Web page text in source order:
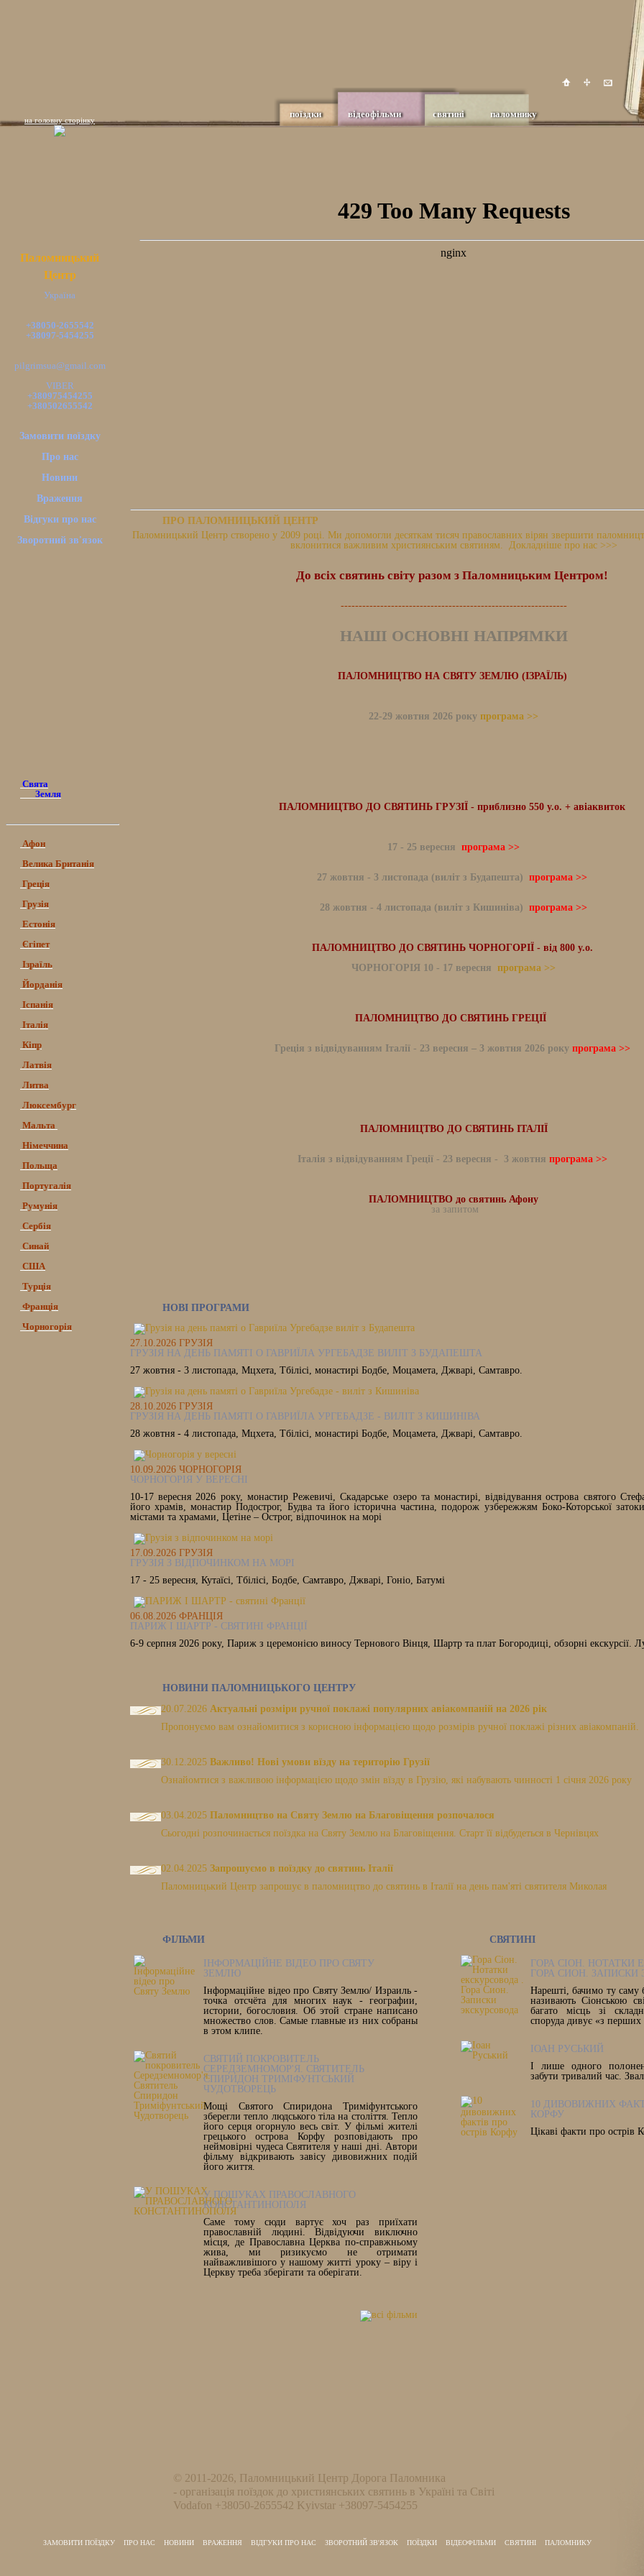
поїздки відеофільми святині паломнику
на головну сторінку
Паломницький
Центр
Україна
+38050-2655542
+38097-5454255
pilgrimsua@gmail.com
VIBER
+380975454255
+380502655542
Замовити поїздку
Про нас
Новини
Враження
Відгуки про нас
Зворотний зв'язок
Свята
Земля
Афон
Велика Британія
Греція
Грузія
Естонія
Єгіпет
Ізраїль
Йорданія
Іспанія
Італія
Кіпр
Латвія
Литва
Люксембург
Мальта
Німеччина
Польща
Португалія
Румунія
Сербія
Синай
США
Турція
Франція
Чорногорія
ПРО ПАЛОМНИЦЬКИЙ ЦЕНТР
Паломницький Центр створено у 2009 році. Ми допомогли десяткам тисяч православних вірян звершити
вклонитися важливим християнським святиням. Докладніше про нас >>>
До всіх святинь світу разом з Паломницьким Центром!
---------------------------------------------------------------
НАШІ ОСНОВНІ НАПРЯМКИ
ПАЛОМНИЦТВО НА СВЯТУ ЗЕМЛЮ (ІЗРАЇЛЬ)
22-29 жовтня 2026 року програма >>
ПАЛОМНИЦТВО ДО СВЯТИНЬ ГРУЗІЇ - приблизно 550 у.о. + авіаквиток
17 - 25 вересня програма >>
27 жовтня - 3 листопада (виліт з Будапешта) програма >>
28 жовтня - 4 листопада (виліт з Кишиніва) програма >>
ПАЛОМНИЦТВО ДО СВЯТИНЬ ЧОРНОГОРІЇ - від 800 у.о.
ЧОРНОГОРІЯ 10 - 17 вересня програма >>
ПАЛОМНИЦТВО ДО СВЯТИНЬ ГРЕЦІЇ
Греція з відвідуванням Італії- 23 вересня – 3 жовтня 2026 року програма >>
ПАЛОМНИЦТВО ДО СВЯТИНЬ ІТАЛІЇ
Італія з відвідуванням Греції- 23 вересня - 3 жовтня програма >>
ПАЛОМНИЦТВО до святинь Афону
за запитом
НОВІ ПРОГРАМИ
27.10.2026 ГРУЗІЯ
ГРУЗІЯ НА ДЕНЬ ПАМЯТІ О ГАВРИЇЛА УРГЕБАДЗЕ ВИЛІТ З БУДАПЕШТА
27 жовтня - 3 листопада, Мцхета, Тбілісі, монастирі Бодбе, Моцамета, Джварі, Самтавро.
28.10.2026 ГРУЗІЯ
ГРУЗІЯ НА ДЕНЬ ПАМЯТІ О ГАВРИЇЛА УРГЕБАДЗЕ - ВИЛІТ З КИШИНІВА
28 жовтня - 4 листопада, Мцхета, Тбілісі, монастирі Бодбе, Моцамета, Джварі, Самтавро.
10.09.2026 ЧОРНОГОРІЯ
ЧОРНОГОРІЯ У ВЕРЕСНІ
10-17 вересня 2026 року, монастир Режевичі, Скадарське озеро та монастирі, відвідування острова святого
його храмів, монастир Подострог, Будва та його історична частина, подорож узбережжям Боко-Которської
містами та храмами, Цетіне – Острог, відпочинок на морі
17.09.2026 ГРУЗІЯ
ГРУЗІЯ З ВІДПОЧИНКОМ НА МОРІ
17 - 25 вересня, Кутаїсі, Тбілісі, Бодбе, Самтавро, Джварі, Гоніо, Батумі
06.08.2026 ФРАНЦІЯ
ПАРИЖ І ШАРТР - СВЯТИНІ ФРАНЦІЇ
6-9 серпня 2026 року, Париж з церемонією виносу Тернового Вінця, Шартр та плат Богородиці, обзорні екскурсії.
НОВИНИ ПАЛОМНИЦЬКОГО ЦЕНТРУ
20.07.2026 Актуальні розміри ручної поклажі популярних авіакомпаній на 2026 рік
Пропонуємо вам ознайомитися з корисною інформацією щодо розмірів ручної поклажі різних авіакомпаній.
30.12.2025 Важливо! Нові умови вїзду на територію Грузії
Ознайомтися з важливою інформацією щодо змін вїзду в Грузію, які набувають чинності 1 січня 2026 року
03.04.2025 Паломництво на Святу Землю на Благовіщення розпочалося
Сьогодні розпочинається поїздка на Святу Землю на Благовіщення. Старт її відбудеться в Чернівцях
02.04.2025 Запрошуємо в поїздку до святинь Італії
Паломницький Центр запрошує в паломництво до святинь в Італії на день пам'яті святителя Миколая
ФІЛЬМИ
ІНФОРМАЦІЙНЕ ВІДЕО ПРО СВЯТУ
ЗЕМЛЮ
Інформаційне відео про Святу Землю/ Израиль -
точка отсчёта для многих наук - географии,
истории, богословия. Об этой стране написано
множество слов. Самые главные из них собраны
в этом клипе.
СВЯТИЙ ПОКРОВИТЕЛЬ
СЕРЕДЗЕМНОМОР'Я. СВЯТИТЕЛЬ
СПИРИДОН ТРИМІФУНТСЬКИЙ
ЧУДОТВОРЕЦЬ
Мощі Святого Спиридона Триміфунтського
зберегли тепло людського тіла на століття. Тепло
його серця огорнуло весь світ. У фільмі жителі
грецького острова Корфу розповідають про
неймовірні чудеса Святителя у наші дні. Автори
фільму відкривають завісу дивовижних подій
його життя.
У ПОШУКАХ ПРАВОСЛАВНОГО
КОНСТАНТИНОПОЛЯ
Саме тому сюди вартує хоч раз приїхати
православній людині. Відвідуючи виключно
місця, де Православна Церква по-справжньому
жива, ми ризикуємо не отримати
найважливішого у нашому житті уроку – віру і
Церкву треба зберігати та оберігати.
СВЯТИНІ
ГОРА СІОН. НОТАТКИ
ГОРА СИОН. ЗАПИСКИ
Нарешті, бачимо ту саму
називають Сіонською
багато місць зі
споруда дивує «з перших
ІОАН РУСЬКИЙ
І лише одного
забути тривалий час.
10 ДИВОВИЖНИХ
КОРФУ
Цікаві факти про острів
© 2011-2026, Паломницький Центр Дорога Паломника
- організація поїздок до християнських святинь в Україні та Світі
Vodafon +38050-2655542 Kyivstar +38097-5454255
ЗАМОВИТИ ПОЇЗДКУ ПРО НАС НОВИНИ ВРАЖЕННЯ ВІДГУКИ ПРО НАС ЗВОРОТНИЙ ЗВ'ЯЗОК ПОЇЗДКИ ВІДЕОФІЛЬМИ СВЯТИНІ ПАЛОМНИКУ